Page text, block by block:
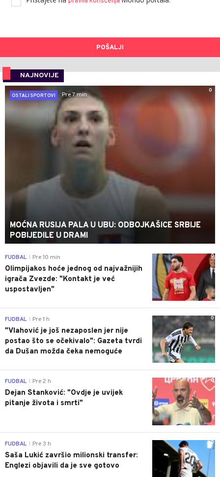
POŠALJI
NAJNOVIJE
0
OSTALI SPORTOVI
Pre 7 min
MOĆNA RUSIJA PALA U UBU: ODBOJKAŠICE SRBIJE
POBIJEDILE U DRAMI
0
FUDBAL Pre 10 min
Olimpijakos hoće jednog od najvažnijih
igrača Zvezde: "Kontakt je već
uspostavljen"
0
FUDBAL Pre 1 h
"Vlahović je još nezaposlen jer nije
postao što se očekivalo": Gazeta tvrdi
da Dušan možda čeka nemoguće
0
FUDBAL Pre 2 h
Dejan Stanković: "Ovdje je uvijek
pitanje života i smrti"
0
FUDBAL Pre 3 h
Saša Lukić završio milionski transfer:
Englezi objavili da je sve gotovo